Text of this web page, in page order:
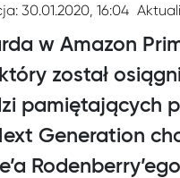
30.01.2020, 16:04
w Amazon
został
pamiętających
Generation